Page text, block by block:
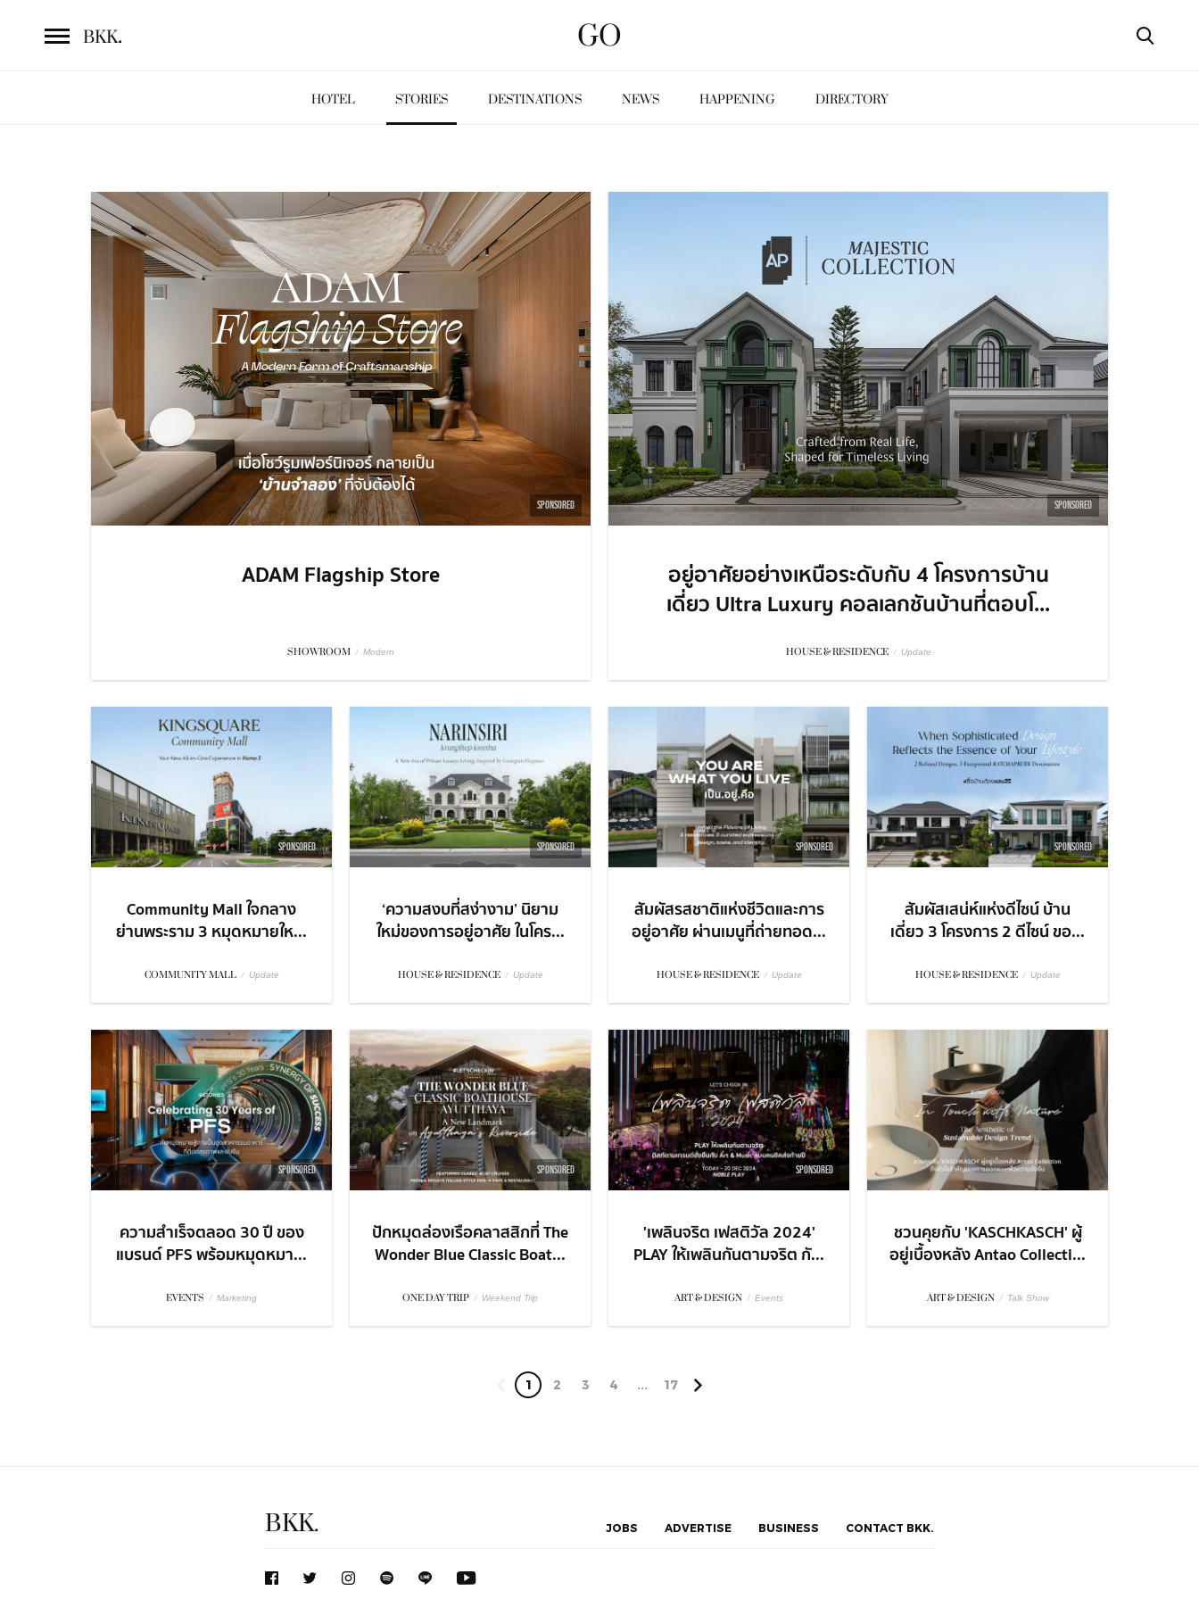
BKK. GO
HOTEL STORIES DESTINATIONS NEWS HAPPENING DIRECTORY
SPONSORED
ADAM Flagship Store
SHOWROOM / Modern
SPONSORED
อยู่อาศัยอย่างเหนือระดับกับ 4 โครงการบ้าน
เดี่ยว Ultra Luxury คอลเลกชันบ้านที่ตอบโ...
HOUSE & RESIDENCE / Update
SPONSORED
Community Mall ใจกลาง
ย่านพระราม 3 หมุดหมายให...
COMMUNITY MALL / Update
SPONSORED
‘ความสงบที่สง่างาม’ นิยาม
ใหม่ของการอยู่อาศัย ในโคร...
HOUSE & RESIDENCE / Update
SPONSORED
สัมผัสรสชาติแห่งชีวิตและการ
อยู่อาศัย ผ่านเมนูที่ถ่ายทอด...
HOUSE & RESIDENCE / Update
SPONSORED
สัมผัสเสน่ห์แห่งดีไซน์ บ้าน
เดี่ยว 3 โครงการ 2 ดีไซน์ ขอ...
HOUSE & RESIDENCE / Update
SPONSORED
ความสำเร็จตลอด 30 ปี ของ
แบรนด์ PFS พร้อมหมุดหมา...
EVENTS / Marketing
SPONSORED
ปักหมุดล่องเรือคลาสสิกที่ The
Wonder Blue Classic Boat...
ONE DAY TRIP / Weekend Trip
SPONSORED
'เพลินจริต เฟสติวัล 2024'
PLAY ให้เพลินกันตามจริต กั...
ART & DESIGN / Events
ชวนคุยกับ 'KASCHKASCH' ผู้
อยู่เบื้องหลัง Antao Collecti...
ART & DESIGN / Talk Show
1 2 3 4 ... 17
BKK. JOBS ADVERTISE BUSINESS CONTACT BKK.